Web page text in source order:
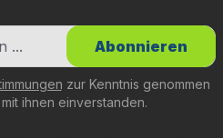
zur Kenntnis genommen
ihnen einverstanden.
Abonnieren